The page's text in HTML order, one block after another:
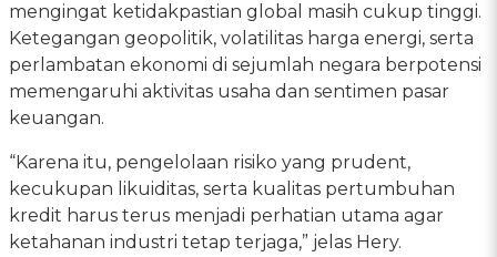
mengingat ketidakpastian global masih cukup tinggi.
Ketegangan geopolitik, volatilitas harga energi, serta
perlambatan ekonomi di sejumlah negara berpotensi
memengaruhi aktivitas usaha dan sentimen pasar
keuangan.
“Karena itu, pengelolaan risiko yang prudent,
kecukupan likuiditas, serta kualitas pertumbuhan
kredit harus terus menjadi perhatian utama agar
ketahanan industri tetap terjaga,” jelas Hery.